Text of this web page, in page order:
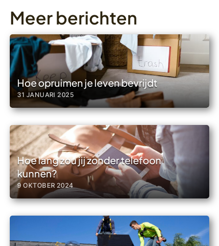
Meer berichten
Hoe opruimen je leven bevrijdt
31 JANUARI 2025
Hoe lang zou jij zonder telefoon
kunnen?
9 OKTOBER 2024